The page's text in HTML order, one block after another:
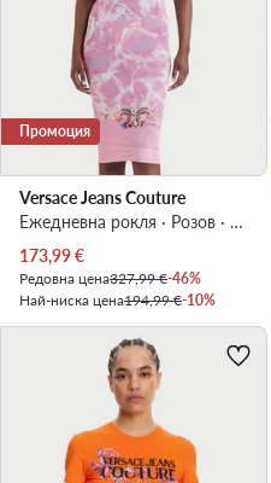
Промоция
Versace Jeans Couture
Ежедневна рокля · Розов · Мини
Актуална цена
173,99€
Редовна цена327,99 €-46%
Най-ниска цена194,99 €-10%